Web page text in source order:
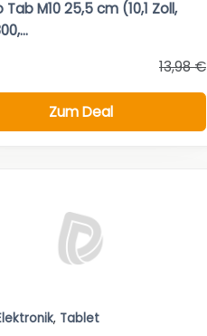
M10 25,5 cm (10,1 Zoll,
13,98 €
Zum Deal
, Tablet